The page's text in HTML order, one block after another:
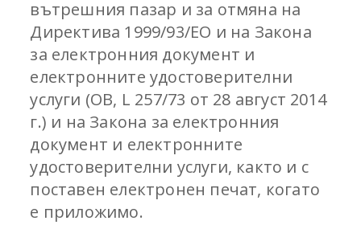
вътрешния пазар и за отмяна на
Директива 1999/93/ЕО и на Закона
за електронния документ и
електронните удостоверителни
услуги (ОВ, L 257/73 от 28 август 2014
г.) и на Закона за електронния
документ и електронните
удостоверителни услуги, както и с
поставен електронен печат, когато
е приложимо.